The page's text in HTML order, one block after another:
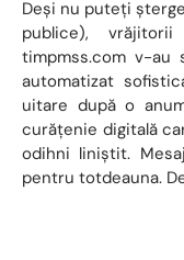
Deși nu puteți
publice),
timpmss.com v-au
automatizat
uitare după o
curățenie digitală
odihni liniștit.
pentru totdeauna.